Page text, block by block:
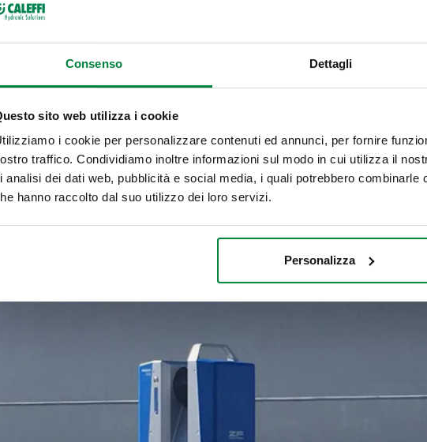
Consenso Dettagli
sito web utilizza i cookie
i cookie per personalizzare contenuti ed annunci, per fornire
traffico. Condividiamo inoltre informazioni sul modo in cui utilizza il
analisi dei dati web, pubblicità e social media, i quali potrebbero
hanno raccolto dal suo utilizzo dei loro servizi.
Personalizza
parte dei propri asset produttivi e impiantistici per rivoluzionare il
una prontezza manutentiva spinta, fino a permettersi
nella gestione della manutenzione, non banalissima, di un impianto
posizionati tutti gli elementi da tenere monitorati, potendone conteggiare
programmando la sostituzione di componenti con anticipo sulla
verrà presentato durante ilprossimo BIM DAY il 15 Novembre 2019